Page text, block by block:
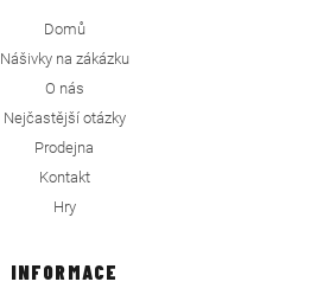
Domů
Nášivky na zákázku
O nás
Nejčastější otázky
Prodejna
Kontakt
Hry
INFORMACE